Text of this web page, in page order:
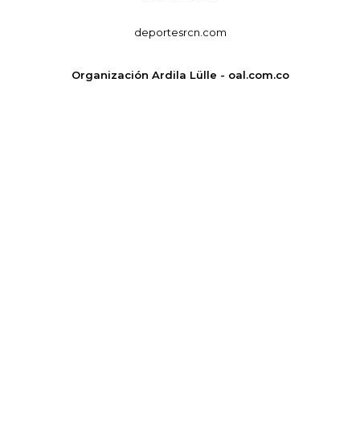
deportesrcn.com
Organización Ardila Lülle - oal.com.co